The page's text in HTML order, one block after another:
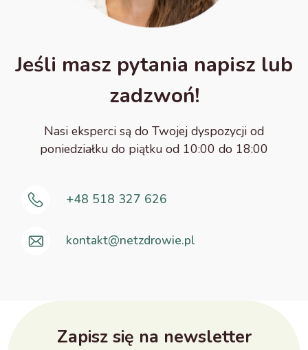
Jeśli masz pytania napisz lub
zadzwoń!
Nasi eksperci są do Twojej dyspozycji od
poniedziałku do piątku od 10:00 do 18:00
+48 518 327 626
kontakt@netzdrowie.pl
Zapisz się na newsletter